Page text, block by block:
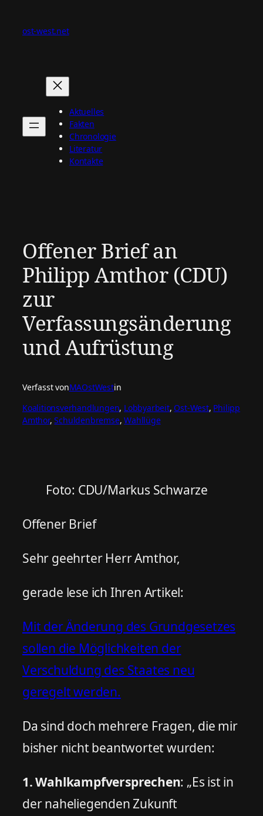
springen
ost-west.net
Aktuelles
Fakten
Chronologie
Literatur
Kontakte
Offener Brief an
Philipp Amthor (CDU)
zur
Verfassungsänderung
und Aufrüstung
Verfasst vonMAOstWestin
Koalitionsverhandlungen, Lobbyarbeit, Ost-West, Philipp
Amthor, Schuldenbremse, Wahllüge
Foto: CDU/Markus Schwarze
Offener Brief
Sehr geehrter Herr Amthor,
gerade lese ich Ihren Artikel:
Mit der Änderung des Grundgesetzes
sollen die Möglichkeiten der
Verschuldung des Staates neu
geregelt werden.
Da sind doch mehrere Fragen, die mir
bisher nicht beantwortet wurden:
1. Wahlkampfversprechen: „Es ist in
der naheliegenden Zukunft